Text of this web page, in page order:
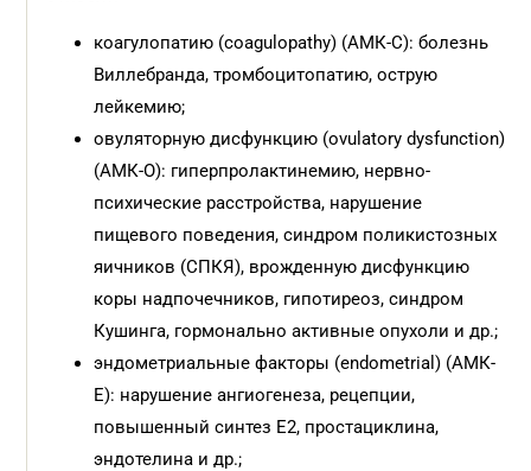
коагулопатию (coagulopathy) (АМК-С): болезнь
Виллебранда, тромбоцитопатию, острую
лейкемию;
овуляторную дисфункцию (ovulatory dysfunction)
(АМК-О): гиперпролактинемию, нервно-
психические расстройства, нарушение
пищевого поведения, синдром поликистозных
яичников (СПКЯ), врожденную дисфункцию
коры надпочечников, гипотиреоз, синдром
Кушинга, гормонально активные опухоли и др.;
эндометриальные факторы (endometrial) (АМК-
E): нарушение ангиогенеза, рецепции,
повышенный синтез Е2, простациклина,
эндотелина и др.;